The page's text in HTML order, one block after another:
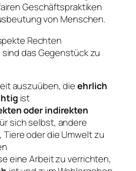
Geschäftspraktiken
von Menschen.
Rechten
das Gegenstück zu
auszuüben, dieehrlich
ist
oder indirekten
sich selbst, andere
Tiere oder die Umwelt zu
eine Arbeit zu verrichten,